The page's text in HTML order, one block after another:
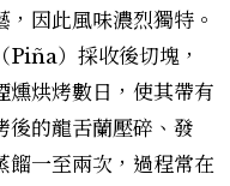
因此風味濃烈獨特。
Piña）採收後切塊，
燻烘烤數日，使其帶有
後的龍舌蘭壓碎、發
餾一至兩次，過程常在